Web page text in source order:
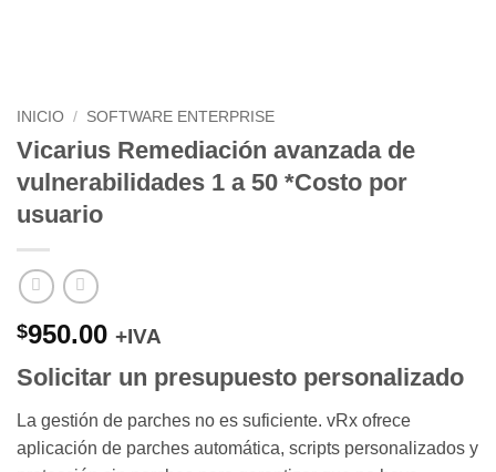
INICIO / SOFTWARE ENTERPRISE
Vicarius Remediación avanzada de
vulnerabilidades 1 a 50 *Costo por
usuario
$950.00 +IVA
Solicitar un presupuesto personalizado
La gestión de parches no es suficiente. vRx ofrece
aplicación de parches automática, scripts personalizados y